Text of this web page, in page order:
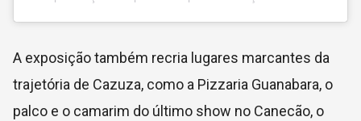
A exposição também recria lugares marcantes da
trajetória de Cazuza, como a Pizzaria Guanabara, o
palco e o camarim do último show no Canecão, o